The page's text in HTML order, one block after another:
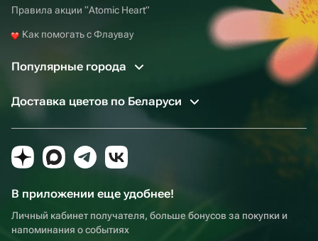
Правила акции “Atomic Heart”
Как помогать с Флаувау
Популярные города
Доставка цветов по Беларуси
В приложении еще удобнее!
Личный кабинет получателя, больше бонусов за покупки и
напоминания о событиях